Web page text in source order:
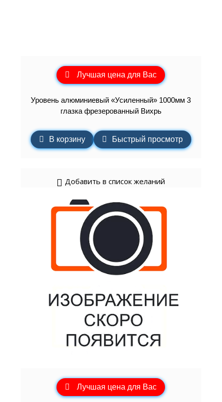
Лучшая цена для Вас
Уровень алюминиевый «Усиленный» 1000мм 3
глазка фрезерованный Вихрь
В корзину Быстрый просмотр
Добавить в список желаний
Лучшая цена для Вас